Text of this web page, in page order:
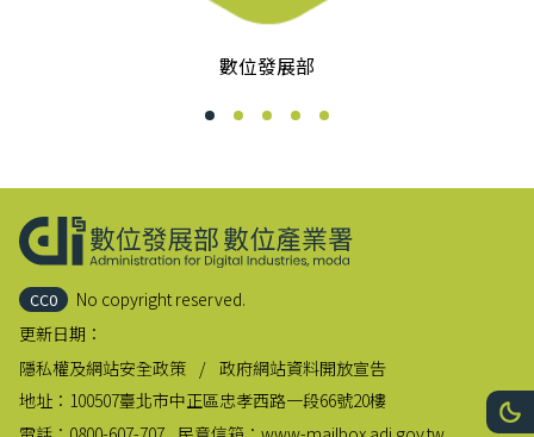
網站
深
數位發展部
CC0
No copyright reserved.
更新日期：
隱私權及網站安全政策
政府網站資料開放宣告
地址： 100507臺北市中正區忠孝西路一段66號20樓